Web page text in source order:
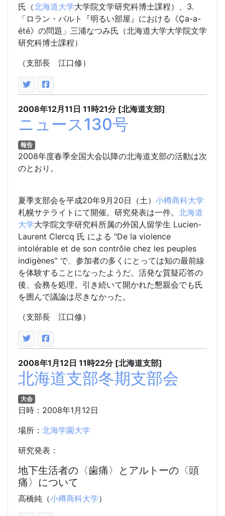
氏（北海道大学大学院文学研究科博士課程）、3.
「ロラン・バルト『明るい部屋』における《Ça-a-
été》の問題」三浦なつみ氏（北海道大学大学院文学
研究科博士課程）
（支部長 江口修）
2008年12月11日 11時21分 [北海道支部]
ニュース130号
報告
2008年度春季全国大会以降の北海道支部の活動は次
のとおり。
夏季支部会を平成20年9月20日（土） 小樽商科大学
札幌サテライトにて開催。研究発表は一件。 北海道
大学大学院文学研究科所属の外国人留学生 Lucien-
Laurent Clercq 氏 による "De la violence
intolérable et de son contrôle chez les peuples
indigènes" で、参加者の多くにとっては知の最前線
を体験することになったようだ。活発な質疑応答の
後、会務を処理。引き続いて開かれた懇親会でも氏
を囲んで議論は尽きなかった。
（支部長 江口修）
2008年1月12日 11時22分 [北海道支部]
北海道支部冬期支部会
大会
日時：2008年1月12日
場所： 北海学園大学
研究発表：
地下生活者の〈歯痛〉とアルトーの〈頭
痛〉について
高橋純（小樽商科大学）